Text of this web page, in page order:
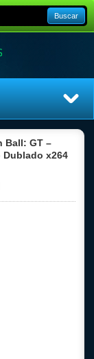
Buscar
Ball: GT –
Dublado x264